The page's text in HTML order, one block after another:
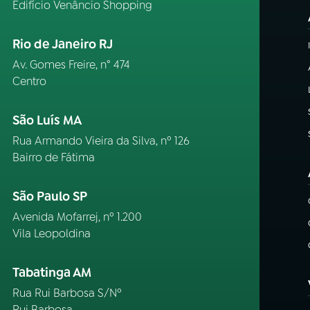
Edifício Venâncio Shopping
Rio de Janeiro RJ
Av. Gomes Freire, n° 474
Centro
São Luís MA
Rua Armando Vieira da Silva, nº 126
Bairro de Fátima
São Paulo SP
Avenida Mofarrej, nº 1.200
Vila Leopoldina
Tabatinga AM
Rua Rui Barbosa S/Nº